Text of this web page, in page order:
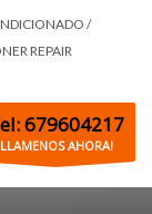
/
REPAIR
679604217
LLAMENOS AHORA!